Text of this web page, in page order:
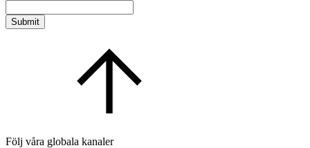
Submit
Följ våra globala kanaler